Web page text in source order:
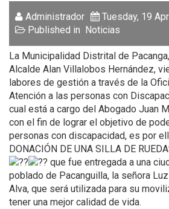
Administrador
Tuesday, 19
Published in Noticias
La Municipalidad Distrital de
Alcalde Alan Villalobos Hernández,
labores de gestión a través de la
Atención a las personas con
cual está a cargo del Abogado Juan
con el fin de lograr el objetivo de
personas con discapacidad, es por
DONACIÓN DE UNA SILLA DE
que fue entregada a una
poblado de Pacanguilla, la señora
Alva, que será utilizada para su
tener una mejor calidad de vida.